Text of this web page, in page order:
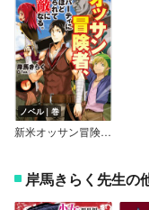
ノベル｜巻
新米オッサン冒険者、最強パーティに死ぬほど鍛えられて無敵になる。
岸馬きらく先生の